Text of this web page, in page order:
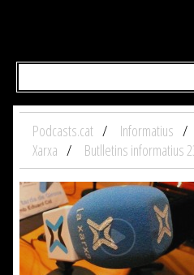
Podcasts.cat Informatius
Xarxa
Butlletins informatius